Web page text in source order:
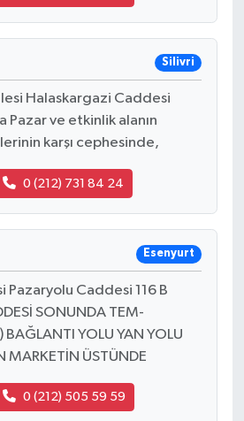
Silivri
Halaskargazi Caddesi
Pazar ve etkinlik alanın
karşı cephesinde,
0 (212) 731 84 24
Esenyurt
Pazaryolu Caddesi 116 B
SONUNDA TEM-
BAĞLANTI YOLU YAN YOLU
MARKETİN ÜSTÜNDE
0 (212) 505 59 59